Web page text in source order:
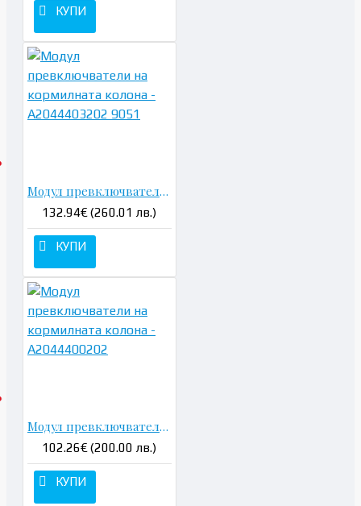
КУПИ
Модул превключватели на кормилната колона - A2044403202 9051
132.94€ (260.01 лв.)
КУПИ
Модул превключватели на кормилната колона - A2044400202
102.26€ (200.00 лв.)
КУПИ